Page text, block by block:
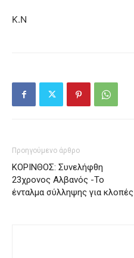
Κ.Ν
Προηγούμενο άρθρο
ΚΟΡΙΝΘΟΣ: Συνελήφθη
23χρονος Αλβανός -Το
ένταλμα σύλληψης για κλοπές